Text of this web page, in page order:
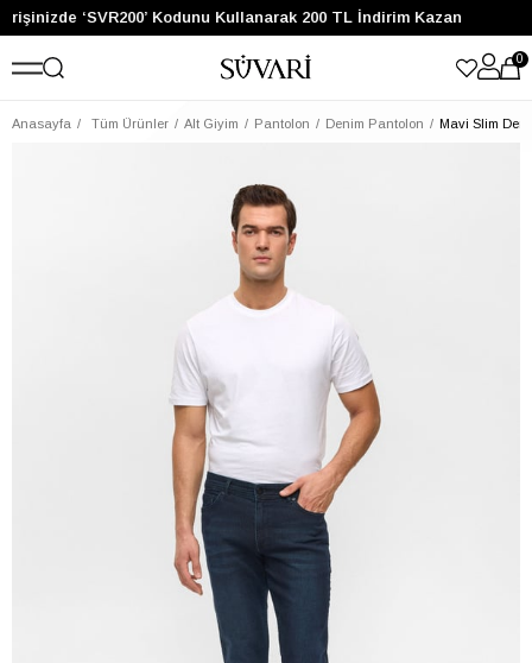
‘SVR200’ Kodunu Kullanarak 200 TL İndirim Kazan
0
Anasayfa Tüm Ürünler Alt Giyim Pantolon Denim Pantolon Mavi Slim